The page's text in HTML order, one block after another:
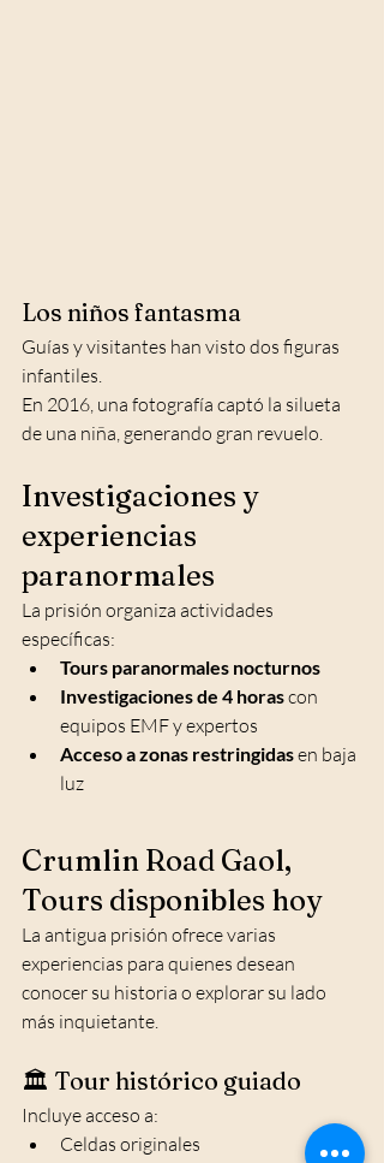
Los niños fantasma
Guías y visitantes han visto dos figuras
infantiles.
En 2016, una fotografía captó la silueta
de una niña, generando gran revuelo.
Investigaciones y
experiencias
paranormales
La prisión organiza actividades
específicas:
Tours paranormales nocturnos
Investigaciones de 4 horas con
equipos EMF y expertos
Acceso a zonas restringidas en baja
luz
Crumlin Road Gaol,
Tours disponibles hoy
La antigua prisión ofrece varias
experiencias para quienes desean
conocer su historia o explorar su lado
más inquietante.
🏛️ Tour histórico guiado
Incluye acceso a:
Celdas originales